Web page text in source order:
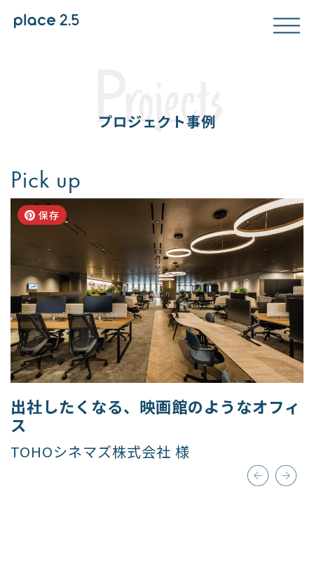
Projects
プロジェクト事例
Pick up
保存
出社したくなる、映画館のようなオフィ
ス​
TOHOシネマズ株式会社 様